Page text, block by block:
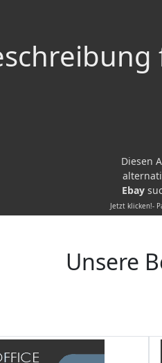
Diesen
Ebay
Jetzt klicken!-
Unsere